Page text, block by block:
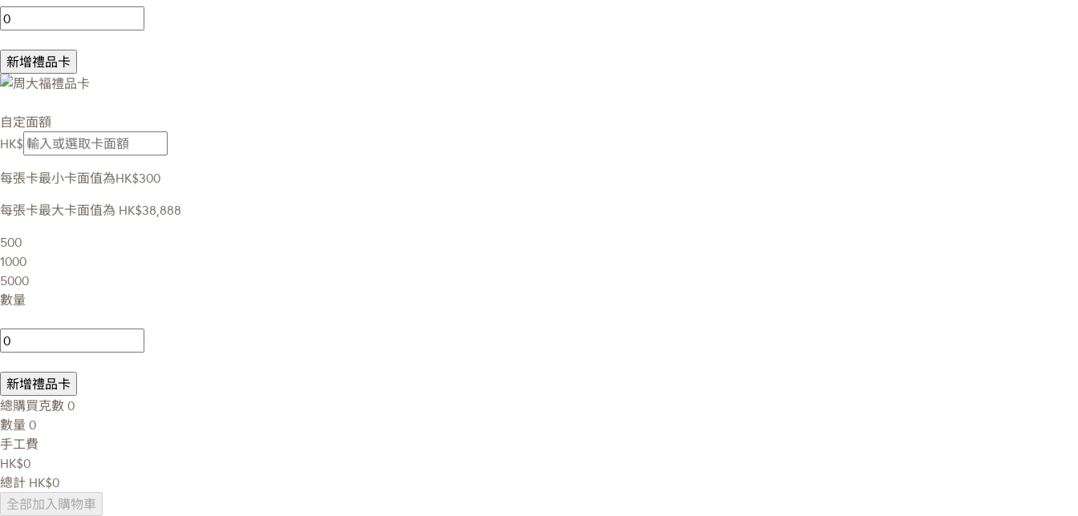
新增禮品卡
自定面額
HK$
每張卡最小卡面值為HK$300
每張卡最大卡面值為 HK$38,888
500
1000
5000
數量
新增禮品卡
總購買克數 0
數量 0
手工費
HK$0
總計 HK$0
全部加入購物車